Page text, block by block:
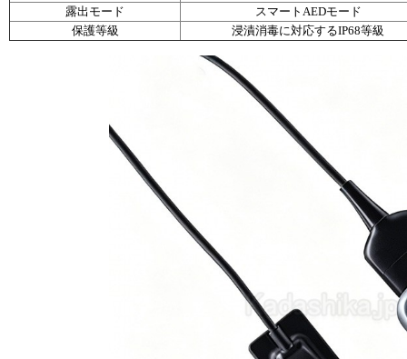
露出モード
スマートAEDモード
保護等級
浸漬消毒に対応するIP68等級